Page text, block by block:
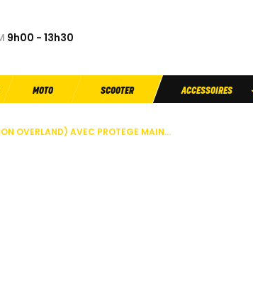
9h00 - 13h30
MOTO SCOOTER ACCESSOIRES
OVERLAND) AVEC PROTEGE MAIN...